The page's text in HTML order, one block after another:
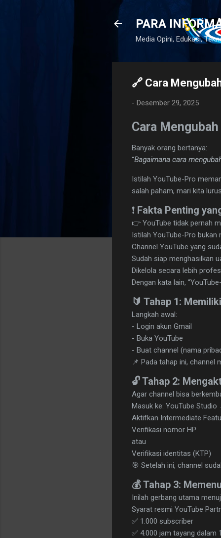
PARA
Media Opini, Edukasi,
🔗 Cara
- Desember 29, 2025
Cara
Banyak orang bertanya:
“Bagaimana cara
Istilah YouTube-Pro
salah paham, mari kita
❗ Fakta Penting
👉 YouTube tidak pernah
Istilah YouTube-Pro bukan
Channel YouTube yang
Sudah siap menghasilkan
Dikelola secara lebih
Dengan kata lain,
🔰 Tahap 1:
Langkah awal:
- Login akun Gmail
- Buka YouTube
- Buat channel (nama
📌 Pada tahap ini, channel
🔓 Tahap 2:
Agar channel bisa
Masuk ke: YouTube
Aktifkan Intermediate
Verifikasi nomor HP
atau
Verifikasi identitas (KTP)
🎯 Setelah ini, channel
💰 Tahap 3:
Inilah gerbang utama
Syarat resmi YouTube
✅ 1.000 subscriber
✅ 4.000 jam tayang dalam